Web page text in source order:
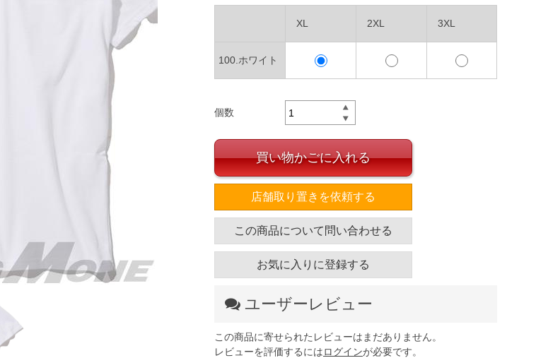
XL 2XL 3XL
100.ホワイト
個数
買い物かごに入れる
店舗取り置きを依頼する
この商品について問い合わせる
お気に入りに登録する
ユーザーレビュー
この商品に寄せられたレビューはまだありません。
レビューを評価するにはログインが必要です。